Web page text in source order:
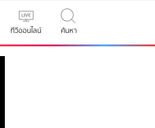
ทีวีออนไลน์ ค้นหา